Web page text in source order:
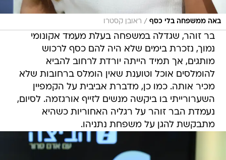
באה ממשפחה בלי כסף / ראובן קסטרו
בר זוהר, שגדלה במשפחה בעלת מעמד אקונומי
נמוך, נזכרת בימים שלא היה להם כסף לרכוש
מותגים, אך תמיד הייתה יורדת לרחוב להביא
להומלסים אוכל וטוענת שאין הומלס ברחובות שלא
מכיר אותה. כמו כן, מדברת אביבית על הקמפיין
השערורייתי בו ביקשה מנשים לזייף אורגזמה. לסיום,
נעמדת הבר זוהר על רגליה האחוריות כשהיא
מתבקשת להגן על משפחת נתניהו.